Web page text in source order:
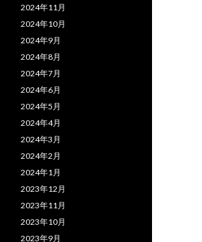
2024年11月
2024年10月
2024年9月
2024年8月
2024年7月
2024年6月
2024年5月
2024年4月
2024年3月
2024年2月
2024年1月
2023年12月
2023年11月
2023年10月
2023年9月